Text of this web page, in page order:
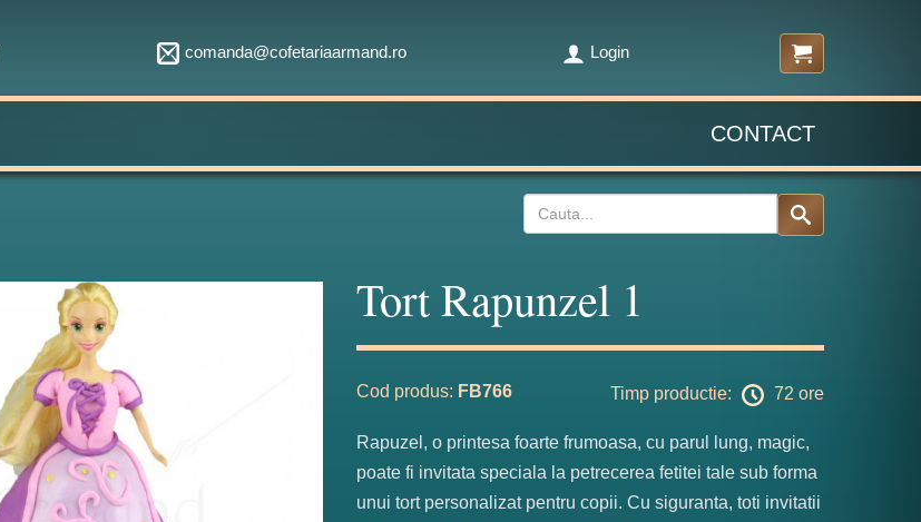
comanda@cofetariaarmand.ro Login
CONTACT
Tort Rapunzel 1
Cod produs: FB766 Timp productie: 72 ore
Rapuzel, o printesa foarte frumoasa, cu parul lung, magic,
poate fi invitata speciala la petrecerea fetitei tale sub forma
unui tort personalizat pentru copii. Cu siguranta, toti invitatii